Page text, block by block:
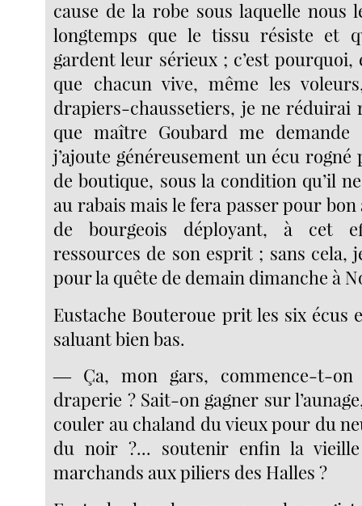
cause de la robe sous laquelle nous
longtemps que le tissu résiste et
gardent leur sérieux ; c’est
que chacun vive, même les
drapiers-chaussetiers, je ne réduirai
que maître Goubard me
j’ajoute généreusement un écu
de boutique, sous la condition qu’il
au rabais mais le fera passer pour
de bourgeois déployant, à cet
ressources de son esprit ; sans cela,
pour la quête de demain dimanche à
Eustache Bouteroue prit les six écus
saluant bien bas.
― Ça, mon gars, commence-t-
draperie ? Sait-on gagner sur
couler au chaland du vieux pour du
du noir ?... soutenir enfin la
marchands aux piliers des Halles ?